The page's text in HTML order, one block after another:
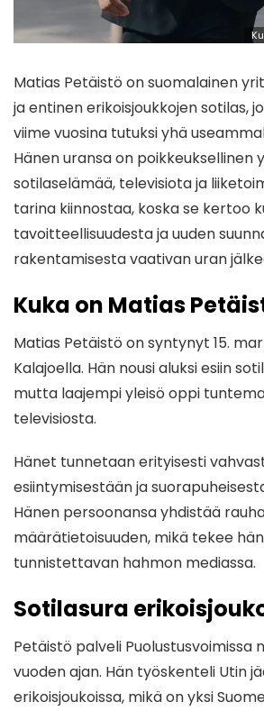
Matias Petäistö on suomalainen
ja entinen erikoisjoukkojen sotilas,
viime vuosina tutuksi yhä
Hänen uransa on poikkeuksellinen
sotilaselämää, televisiota ja
tarina kiinnostaa, koska se kertoo
tavoitteellisuudesta ja uuden
rakentamisesta vaativan uran
Kuka on Matias
Matias Petäistö on syntynyt 15.
Kalajoella. Hän nousi aluksi esiin
mutta laajempi yleisö oppi
televisiosta.
Hänet tunnetaan erityisesti
esiintymisestään ja
Hänen persoonansa yhdistää
määrätietoisuuden, mikä tekee
tunnistettavan hahmon mediassa.
Sotilasura
Petäistö palveli Puolustusvoimissa
vuoden ajan. Hän työskenteli Utin
erikoisjoukoissa, mikä on yksi